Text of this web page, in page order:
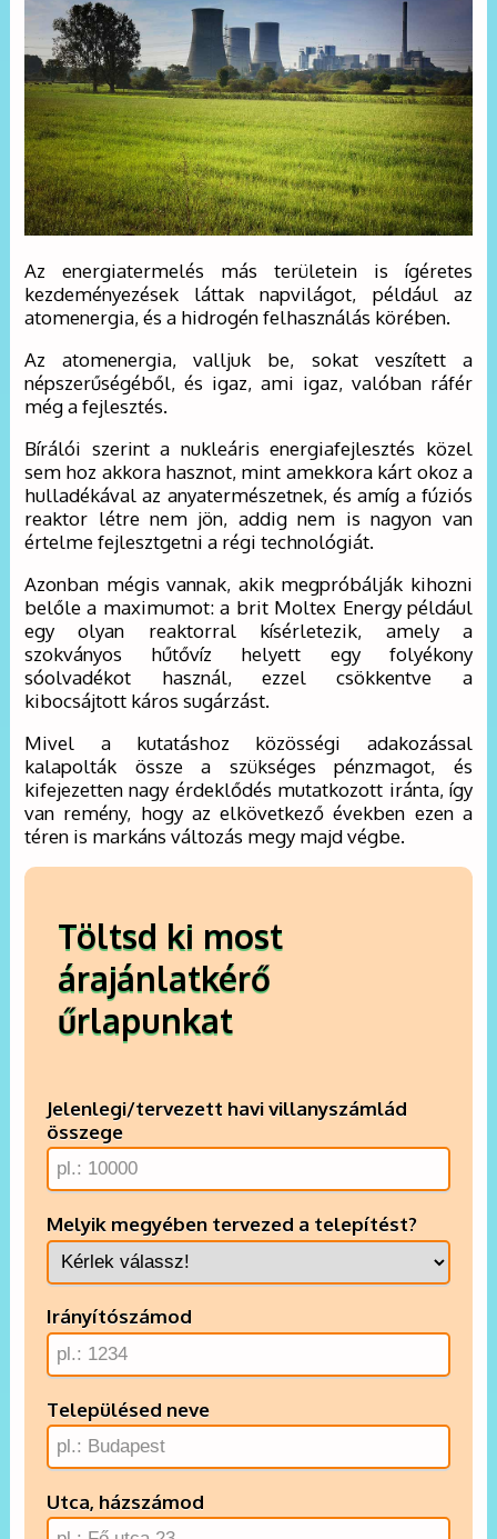
Az energiatermelés más területein is ígéretes
kezdeményezések láttak napvilágot, például az
atomenergia, és a hidrogén felhasználás körében.
Az atomenergia, valljuk be, sokat veszített a
népszerűségéből, és igaz, ami igaz, valóban ráfér
még a fejlesztés.
Bírálói szerint a nukleáris energiafejlesztés közel
sem hoz akkora hasznot, mint amekkora kárt okoz a
hulladékával az anyatermészetnek, és amíg a fúziós
reaktor létre nem jön, addig nem is nagyon van
értelme fejlesztgetni a régi technológiát.
Azonban mégis vannak, akik megpróbálják kihozni
belőle a maximumot: a brit Moltex Energy például
egy olyan reaktorral kísérletezik, amely a
szokványos hűtővíz helyett egy folyékony
sóolvadékot használ, ezzel csökkentve a
kibocsájtott káros sugárzást.
Mivel a kutatáshoz közösségi adakozással
kalapolták össze a szükséges pénzmagot, és
kifejezetten nagy érdeklődés mutatkozott iránta, így
van remény, hogy az elkövetkező években ezen a
téren is markáns változás megy majd végbe.
Töltsd ki most
árajánlatkérő
űrlapunkat
Jelenlegi/tervezett havi villanyszámlád
összege
Melyik megyében tervezed a telepítést?
Irányítószámod
Településed neve
Utca, házszámod